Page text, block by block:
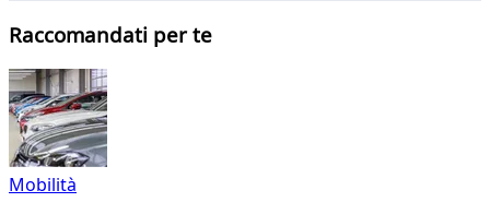
Raccomandati per te
Mobilità